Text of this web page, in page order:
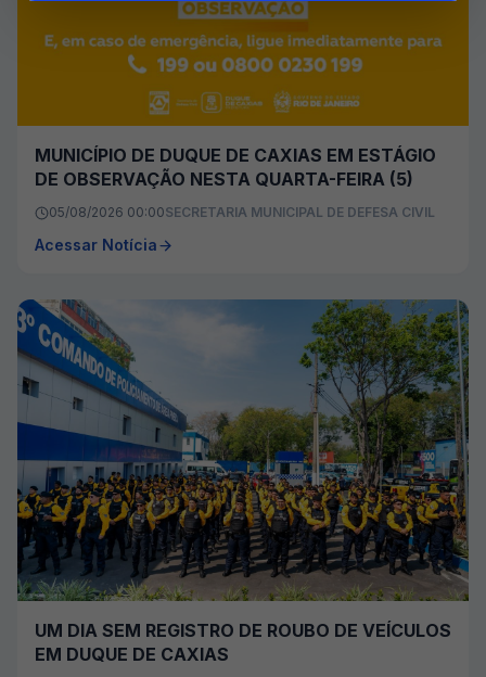
MUNICÍPIO DE DUQUE DE CAXIAS EM ESTÁGIO
DE OBSERVAÇÃO NESTA QUARTA-FEIRA (5)
05/08/2026 00:00SECRETARIA MUNICIPAL DE DEFESA CIVIL
Acessar Notícia
UM DIA SEM REGISTRO DE ROUBO DE VEÍCULOS
EM DUQUE DE CAXIAS